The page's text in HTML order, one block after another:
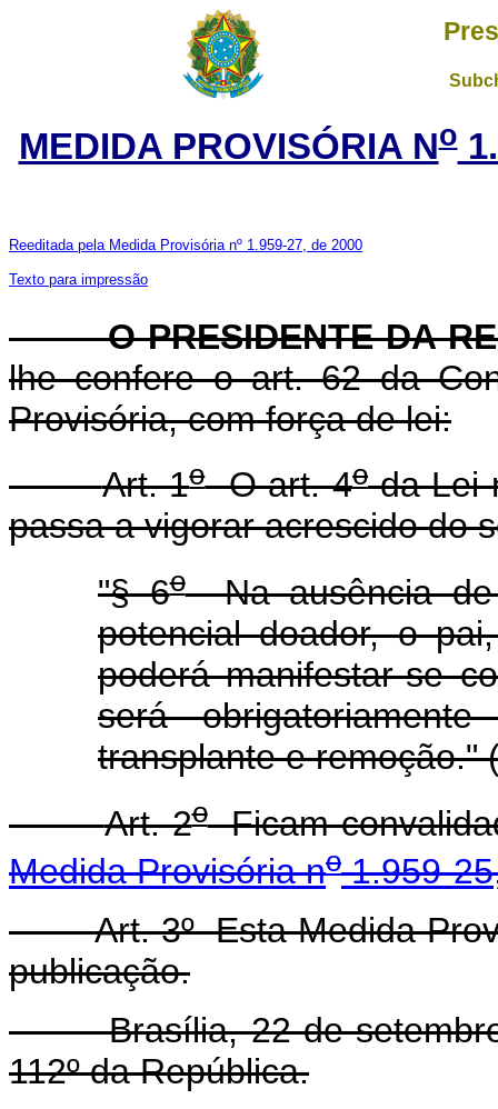
MEDIDA PROVISÓRIA No
Reeditada pela Medida Provisória nº 1.959-27, de 2000
Texto para impressão
O PRESIDENTE DA
lhe confere o art. 62 da
Provisória, com força de lei:
Art. 1oO art. 4oda Lei
passa a vigorar acrescido do
"§ 6oNa ausência de
potencial doador, o
poderá manifestar-se
será
transplante e remoção."
Art. 2oFicam
Medida Provisória no1.959-
Art. 3º Esta Medida
publicação.
Brasília, 22 de setembro
112º da República.